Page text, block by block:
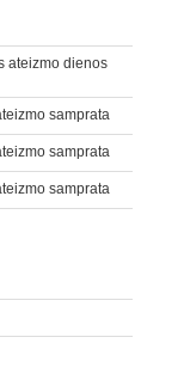
ateizmo dienos
samprata
samprata
samprata